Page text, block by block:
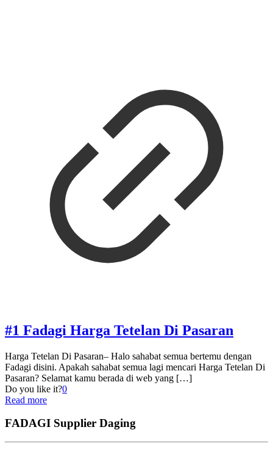
#1 Fadagi Harga Tetelan Di Pasaran
Harga Tetelan Di Pasaran– Halo sahabat semua bertemu dengan
Fadagi disini. Apakah sahabat semua lagi mencari Harga Tetelan Di
Pasaran? Selamat kamu berada di web yang […]
Do you like it?0
Read more
FADAGI Supplier Daging